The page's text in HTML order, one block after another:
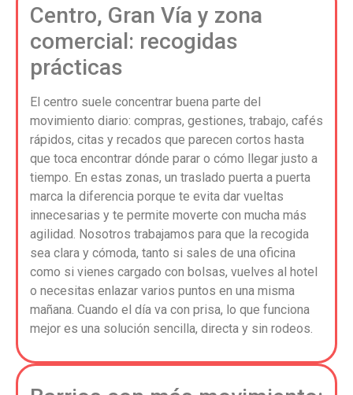
Centro, Gran Vía y zona
comercial: recogidas
prácticas
El centro suele concentrar buena parte del
movimiento diario: compras, gestiones, trabajo, cafés
rápidos, citas y recados que parecen cortos hasta
que toca encontrar dónde parar o cómo llegar justo a
tiempo. En estas zonas, un traslado puerta a puerta
marca la diferencia porque te evita dar vueltas
innecesarias y te permite moverte con mucha más
agilidad. Nosotros trabajamos para que la recogida
sea clara y cómoda, tanto si sales de una oficina
como si vienes cargado con bolsas, vuelves al hotel
o necesitas enlazar varios puntos en una misma
mañana. Cuando el día va con prisa, lo que funciona
mejor es una solución sencilla, directa y sin rodeos.